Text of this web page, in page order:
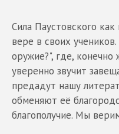
Сила Паустовского
вере в своих
оружие?", где,
уверенно звучит
предадут нашу
обменяют её
благополучие. Мы